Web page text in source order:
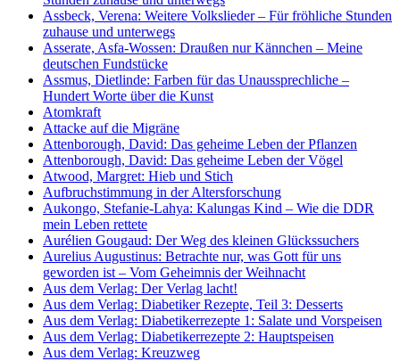
Assbeck, Verena: Weitere Volkslieder – Für fröhliche Stunden
zuhause und unterwegs
Asserate, Asfa-Wossen: Draußen nur Kännchen – Meine
deutschen Fundstücke
Assmus, Dietlinde: Farben für das Unaussprechliche –
Hundert Worte über die Kunst
Atomkraft
Attacke auf die Migräne
Attenborough, David: Das geheime Leben der Pflanzen
Attenborough, David: Das geheime Leben der Vögel
Atwood, Margret: Hieb und Stich
Aufbruchstimmung in der Altersforschung
Aukongo, Stefanie-Lahya: Kalungas Kind – Wie die DDR
mein Leben rettete
Aurélien Gougaud: Der Weg des kleinen Glückssuchers
Aurelius Augustinus: Betrachte nur, was Gott für uns
geworden ist – Vom Geheimnis der Weihnacht
Aus dem Verlag: Der Verlag lacht!
Aus dem Verlag: Diabetiker Rezepte, Teil 3: Desserts
Aus dem Verlag: Diabetikerrezepte 1: Salate und Vorspeisen
Aus dem Verlag: Diabetikerrezepte 2: Hauptspeisen
Aus dem Verlag: Kreuzweg